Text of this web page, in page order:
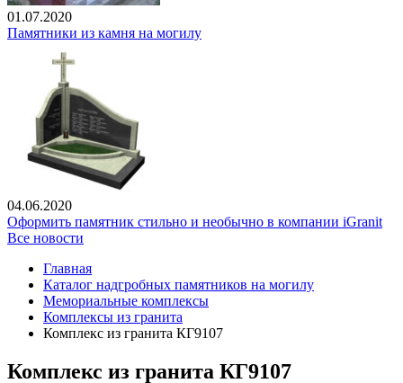
01.07.2020
Памятники из камня на могилу
04.06.2020
Оформить памятник стильно и необычно в компании iGranit
Все новости
Главная
Каталог надгробных памятников на могилу
Мемориальные комплексы
Комплексы из гранита
Комплекс из гранита КГ9107
Комплекс из гранита КГ9107